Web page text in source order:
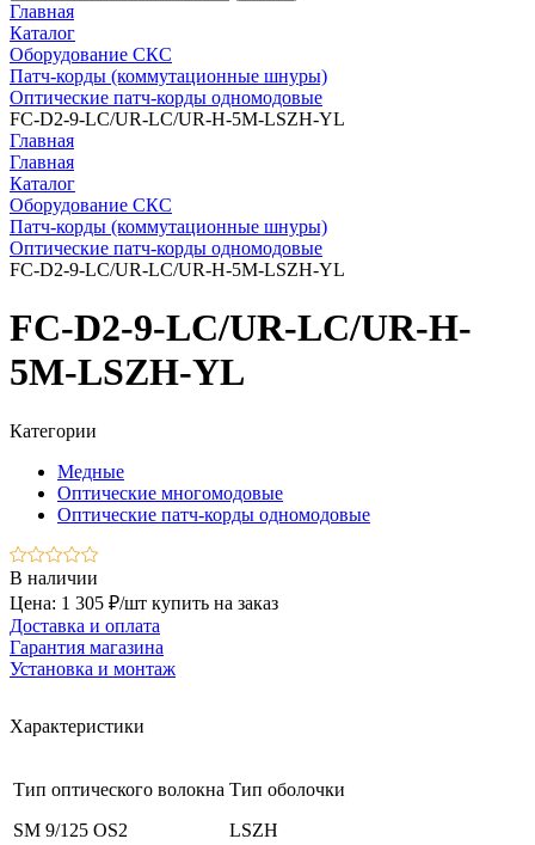
Главная
Каталог
Оборудование СКС
Патч-корды (коммутационные шнуры)
Оптические патч-корды одномодовые
FC-D2-9-LC/UR-LC/UR-H-5M-LSZH-YL
Главная
Главная
Каталог
Оборудование СКС
Патч-корды (коммутационные шнуры)
Оптические патч-корды одномодовые
FC-D2-9-LC/UR-LC/UR-H-5M-LSZH-YL
FC-D2-9-LC/UR-LC/UR-H-
5M-LSZH-YL
Категории
Медные
Оптические многомодовые
Оптические патч-корды одномодовые
В наличии
Цена: 1 305 ₽/шт купить на заказ
Доставка и оплата
Гарантия магазина
Установка и монтаж
Характеристики
Тип оптического волокна
SM 9/125 OS2
Тип оболочки
LSZH